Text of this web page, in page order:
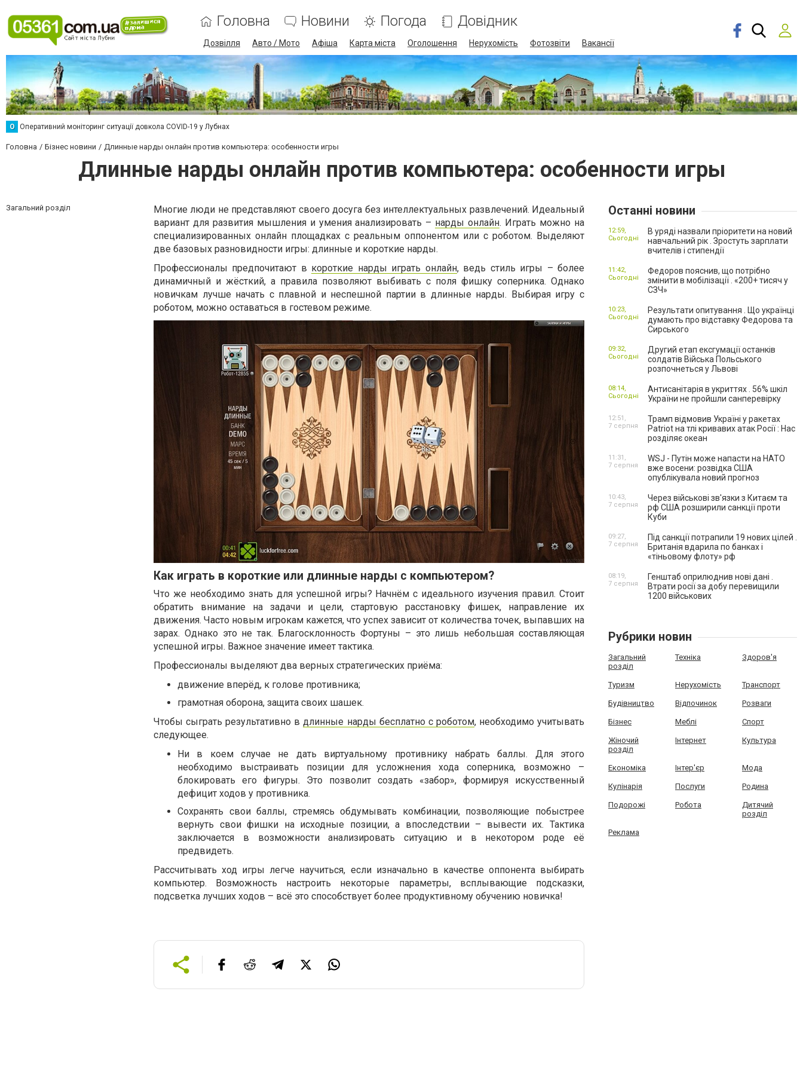
Головна Новини Погода Довідник
Дозвілля Авто / Мото Афіша Карта міста Оголошення Нерухомість Фотозвіти Вакансії
О Оперативний моніторинг ситуації довкола COVID-19 у Лубнах
Головна Бізнес новини Длинные нарды онлайн против компьютера: особенности игры
Длинные нарды онлайн против компьютера: особенности игры
Загальний розділ
Многие люди не представляют своего досуга без интеллектуальных развлечений. Идеальный
вариант для развития мышления и умения анализировать – нарды онлайн. Играть можно на
специализированных онлайн площадках с реальным оппонентом или с роботом. Выделяют
две базовых разновидности игры: длинные и короткие нарды.
Профессионалы предпочитают в короткие нарды играть онлайн, ведь стиль игры – более
динамичный и жёсткий, а правила позволяют выбивать с поля фишку соперника. Однако
новичкам лучше начать с плавной и неспешной партии в длинные нарды. Выбирая игру с
роботом, можно оставаться в гостевом режиме.
Как играть в короткие или длинные нарды с компьютером?
Что же необходимо знать для успешной игры? Начнём с идеального изучения правил. Стоит
обратить внимание на задачи и цели, стартовую расстановку фишек, направление их
движения. Часто новым игрокам кажется, что успех зависит от количества точек, выпавших на
зарах. Однако это не так. Благосклонность Фортуны – это лишь небольшая составляющая
успешной игры. Важное значение имеет тактика.
Профессионалы выделяют два верных стратегических приёма:
движение вперёд, к голове противника;
грамотная оборона, защита своих шашек.
Чтобы сыграть результативно в длинные нарды бесплатно с роботом, необходимо учитывать
следующее.
Ни в коем случае не дать виртуальному противнику набрать баллы. Для этого
необходимо выстраивать позиции для усложнения хода соперника, возможно –
блокировать его фигуры. Это позволит создать «забор», формируя искусственный
дефицит ходов у противника.
Сохранять свои баллы, стремясь обдумывать комбинации, позволяющие побыстрее
вернуть свои фишки на исходные позиции, а впоследствии – вывести их. Тактика
заключается в возможности анализировать ситуацию и в некотором роде её
предвидеть.
Рассчитывать ход игры легче научиться, если изначально в качестве оппонента выбирать
компьютер. Возможность настроить некоторые параметры, всплывающие подсказки,
подсветка лучших ходов – всё это способствует более продуктивному обучению новичка!
Останні новини
В уряді назвали пріоритети на новий
навчальний рік . Зростуть зарплати
вчителів і стипендії
12:59,
Сьогодні
Федоров пояснив, що потрібно
змінити в мобілізації . «200+ тисяч у
СЗЧ»
11:42,
Сьогодні
Результати опитування . Що українці
думають про відставку Федорова та
Сирського
10:23,
Сьогодні
Другий етап ексгумації останків
солдатів Війська Польського
розпочнеться у Львові
09:32,
Сьогодні
Антисанітарія в укриттях . 56% шкіл
України не пройшли санперевірку
08:14,
Сьогодні
Трамп відмовив Україні у ракетах
Patriot на тлі кривавих атак Росії : Нас
розділяє океан
12:51,
7 серпня
WSJ - Путін може напасти на НАТО
вже восени: розвідка США
опублікувала новий прогноз
11:31,
7 серпня
Через військові зв'язки з Китаєм та
рф США розширили санкції проти
Куби
10:43,
7 серпня
Під санкції потрапили 19 нових цілей .
Британія вдарила по банках і
«тіньовому флоту» рф
09:27,
7 серпня
Генштаб оприлюднив нові дані .
Втрати росії за добу перевищили
1200 військових
08:19,
7 серпня
Рубрики новин
Загальний
розділ
Техніка Здоров'я
Туризм Нерухомість Транспорт
Будівництво Відпочинок Розваги
Бізнес Меблі Спорт
Жіночий
розділ
Інтернет Культура
Економіка Інтер'єр Мода
Кулінарія Послуги Родина
Подорожі Робота
Дитячий
розділ
Реклама